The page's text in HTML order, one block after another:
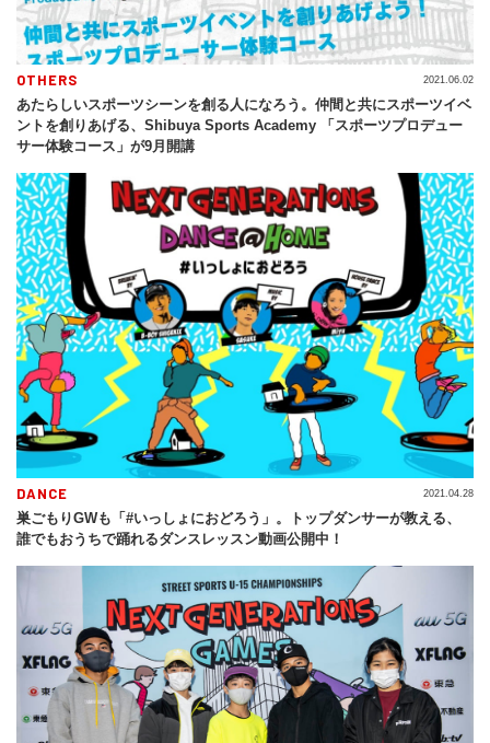
OTHERS
あたらしいスポーツシーンを創る人になろう。仲間と共にスポーツイベ
ントを創りあげる、Shibuya Sports Academy 「スポーツプロデュー
サー体験コース」が9月開講
2021.06.02
DANCE
巣ごもりGWも「#いっしょにおどろう」。トップダンサーが教える、
誰でもおうちで踊れるダンスレッスン動画公開中！
2021.04.28